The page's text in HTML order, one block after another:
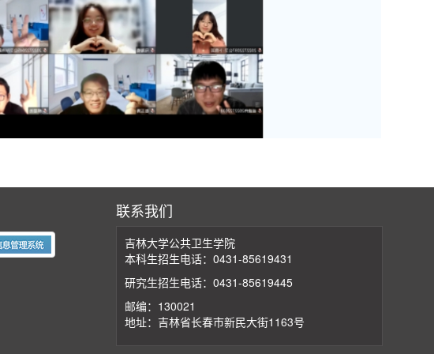
联系我们
吉林大学公共卫生学院
本科生招生电话：0431-85619431
研究生招生电话：0431-85619445
邮编：130021
地址：吉林省长春市新民大街1163号